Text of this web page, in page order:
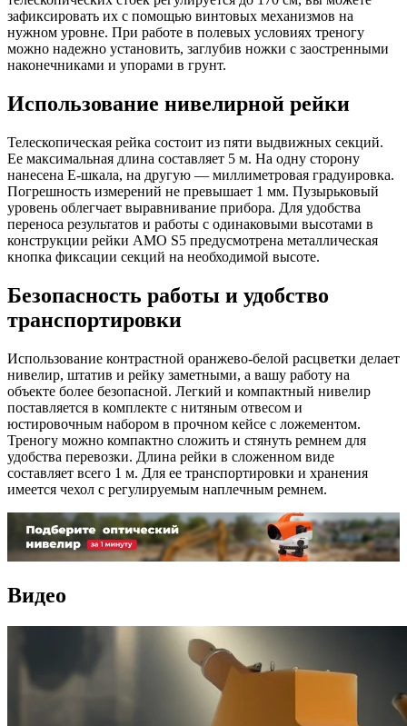
зафиксировать их с помощью винтовых механизмов на
нужном уровне. При работе в полевых условиях треногу
можно надежно установить, заглубив ножки с заостренными
наконечниками и упорами в грунт.
Использование нивелирной рейки
Телескопическая рейка состоит из пяти выдвижных секций.
Ее максимальная длина составляет 5 м. На одну сторону
нанесена Е-шкала, на другую — миллиметровая градуировка.
Погрешность измерений не превышает 1 мм. Пузырьковый
уровень облегчает выравнивание прибора. Для удобства
переноса результатов и работы с одинаковыми высотами в
конструкции рейки AMO S5 предусмотрена металлическая
кнопка фиксации секций на необходимой высоте.
Безопасность работы и удобство
транспортировки
Использование контрастной оранжево-белой расцветки делает
нивелир, штатив и рейку заметными, а вашу работу на
объекте более безопасной. Легкий и компактный нивелир
поставляется в комплекте с нитяным отвесом и
юстировочным набором в прочном кейсе с ложементом.
Треногу можно компактно сложить и стянуть ремнем для
удобства перевозки. Длина рейки в сложенном виде
составляет всего 1 м. Для ее транспортировки и хранения
имеется чехол с регулируемым наплечным ремнем.
Видео